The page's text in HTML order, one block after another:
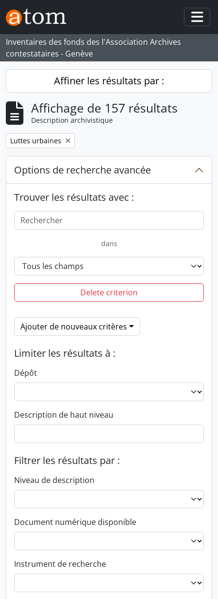
Skip to main content
Inventaires des fonds des l'Association Archives
contestataires - Genève
Affiner les résultats par :
Affichage de 157 résultats
Description archivistique
Remove filter:
Luttes urbaines
Options de recherche avancée
Trouver les résultats avec :
dans
Delete criterion
Ajouter de nouveaux critères
Limiter les résultats à :
Dépôt
Description de haut niveau
Filtrer les résultats par :
Niveau de description
Document numérique disponible
Instrument de recherche